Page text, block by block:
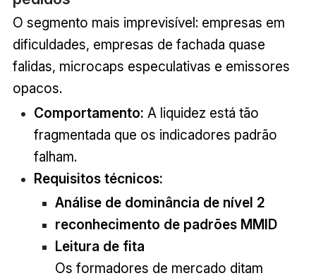
O segmento mais imprevisível: empresas em
dificuldades, empresas de fachada quase
falidas, microcaps especulativas e emissores
opacos.
Comportamento: A liquidez está tão
fragmentada que os indicadores padrão
falham.
Requisitos técnicos:
Análise de dominância de nível 2
reconhecimento de padrões MMID
Leitura de fita
Os formadores de mercado ditam